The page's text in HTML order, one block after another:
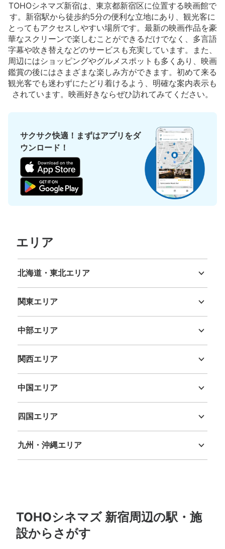
保管できる荷物数
大: 2/ ¥700 0小: 30/ ¥300
支払い方法
現金
アパホテル新宿歌舞伎町中央コインロッカ
ー
JR新宿駅駅から徒歩6分
支払い方法
現金
ッカー
TOHOシネマズ新宿は、東京都新宿区に位置する映画館で
す。新宿駅から徒歩約5分の便利な立地にあり、観光客に
とってもアクセスしやすい場所です。最新の映画作品を豪
華なスクリーンで楽しむことができるだけでなく、多言語
字幕や吹き替えなどのサービスも充実しています。また、
周辺にはショッピングやグルメスポットも多くあり、映画
鑑賞の後にはさまざまな楽しみ方ができます。初めて来る
観光客でも迷わずにたどり着けるよう、明確な案内表示も
されています。映画好きならぜひ訪れてみてください。
サクサク快適！まずはアプリをダ
ウンロード！
エリア
北海道・東北エリア
関東エリア
中部エリア
関西エリア
中国エリア
四国エリア
九州・沖縄エリア
TOHOシネマズ 新宿周辺の駅・施
設からさがす